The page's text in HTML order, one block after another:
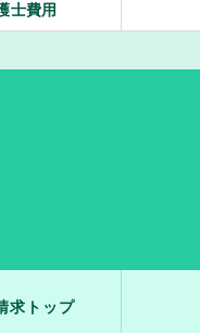
士費用
求トップ